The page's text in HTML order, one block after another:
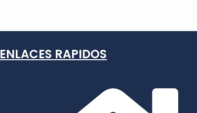
ENLACES RAPIDOS